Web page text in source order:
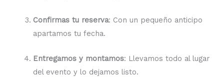
Confirmas tu reserva: Con un pequeño anticipo
apartamos tu fecha.
Entregamos y montamos: Llevamos todo al lugar
del evento y lo dejamos listo.